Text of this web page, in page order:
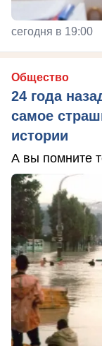
сегодня в 19:00
Общество
24 года
самое
истории
А вы помните